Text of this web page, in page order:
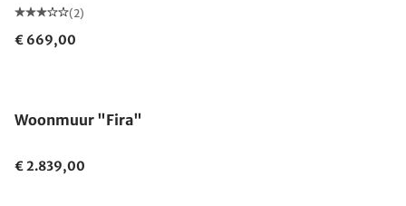
(2)
€ 669,00
Woonmuur "Fira"
€ 2.839,00